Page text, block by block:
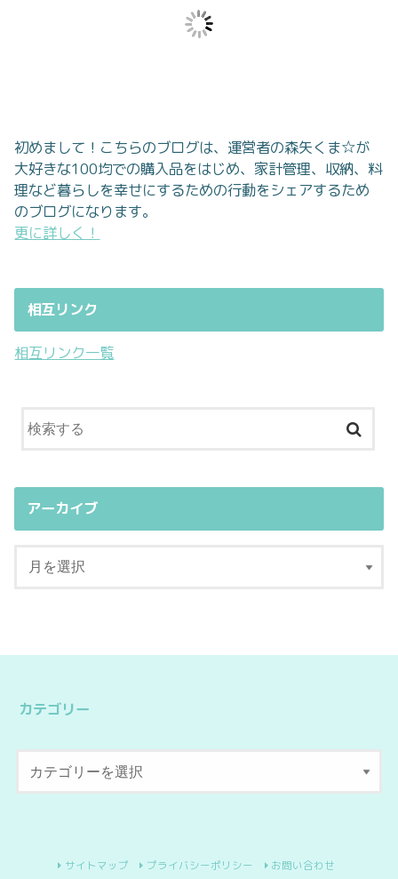
初めまして！こちらのブログは、運営者の森矢くま☆が
大好きな100均での購入品をはじめ、家計管理、収納、料
理など暮らしを幸せにするための行動をシェアするため
のブログになります。
更に詳しく！
相互リンク
相互リンク一覧
アーカイブ
カテゴリー
サイトマップ プライバシーポリシー お問い合わせ